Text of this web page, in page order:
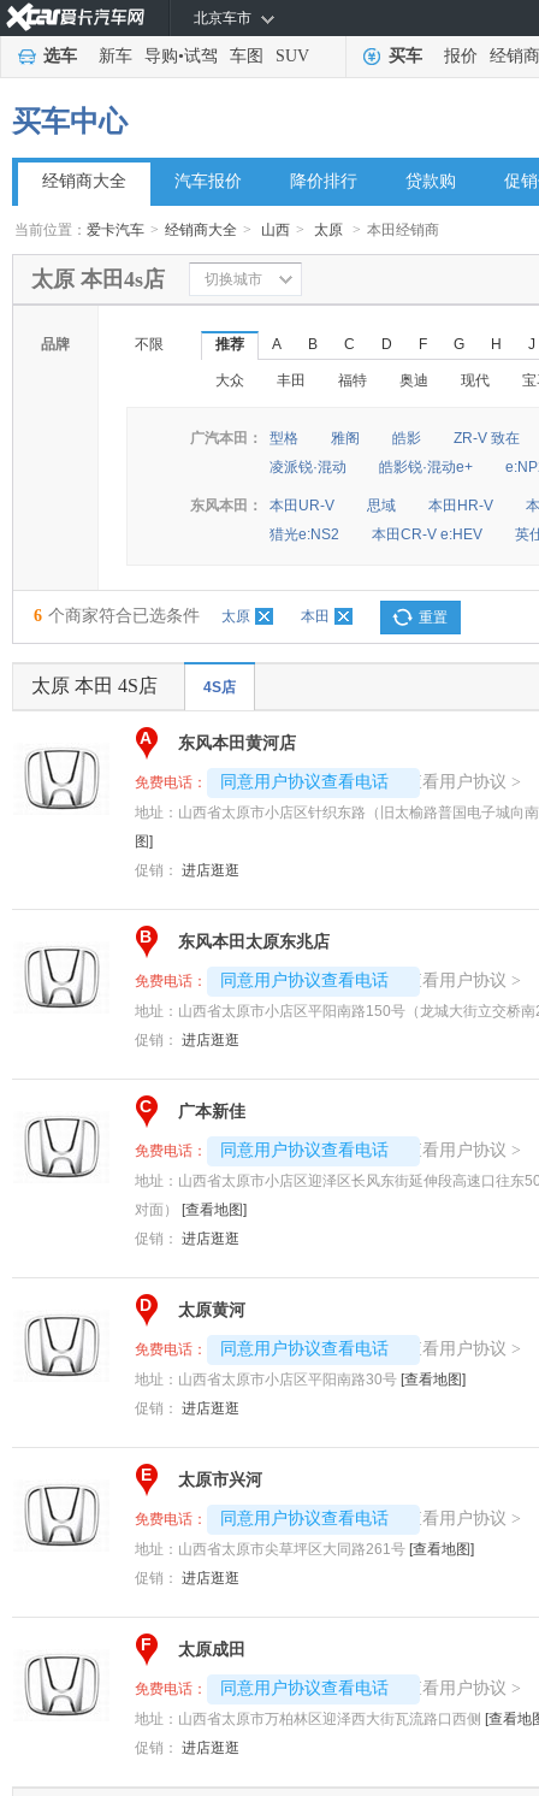
北京车市
选车 新车 导购•试驾 车图 SUV 买车 报价 经销商
买车中心
经销商大全 汽车报价 降价排行 贷款购 促
当前位置：爱卡汽车 > 经销商大全 > 山西 > 太原 > 本田经销商
太原 本田4s店 切换城市
品牌 不限 推荐 A B C D F G H J
大众 丰田 福特 奥迪 现代
广汽本田： 型格 雅阁 皓影
ZR-V 致在
凌派锐·混动
皓影锐·混动e+
东风本田： 本田UR-V 思域 本田HR-V
猎光e:NS2
本田CR-V e:HEV 英
6 个商家符合已选条件 太原 本田 重置
太原 本田 4S店 4S店
A 东风本田黄河店
免费电话： 同意用户协议查看电话
4008192696-7259 查看用户协议 >
地址： 山西省太原市小店区针织东路（旧太榆路普国电子城向
图]
促销： 进店逛逛
B 东风本田太原东兆店
免费电话： 同意用户协议查看电话
4008192707-5993 查看用户协议 >
地址： 山西省太原市小店区平阳南路150号（龙城大街立交桥南
促销： 进店逛逛
C 广本新佳
免费电话： 同意用户协议查看电话
4008192707-7723 查看用户协议 >
地址： 山西省太原市小店区迎泽区长风东街延伸段高速口往东
对面）
[查看地图]
促销： 进店逛逛
D 太原黄河
免费电话： 同意用户协议查看电话
4008192707-9311 查看用户协议 >
地址： 山西省太原市小店区平阳南路30号 [查看地图]
促销： 进店逛逛
E 太原市兴河
免费电话： 同意用户协议查看电话
4008192707-4249 查看用户协议 >
地址： 山西省太原市尖草坪区大同路261号 [查看地图]
促销： 进店逛逛
F 太原成田
免费电话： 同意用户协议查看电话
4008192717-6340 查看用户协议 >
地址： 山西省太原市万柏林区迎泽西大街瓦流路口西侧 [查看地
促销： 进店逛逛